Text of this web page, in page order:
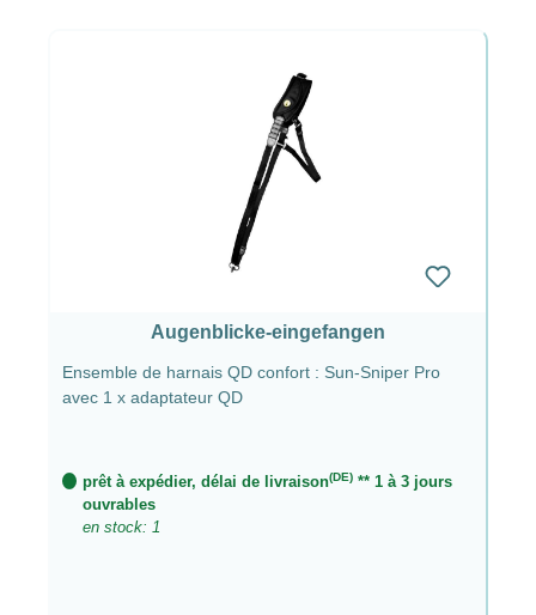
Augenblicke-eingefangen
Ensemble de harnais QD confort : Sun-Sniper Pro
avec 1 x adaptateur QD
prêt à expédier, délai de livraison(DE) ** 1 à 3 jours
ouvrables
en stock: 1